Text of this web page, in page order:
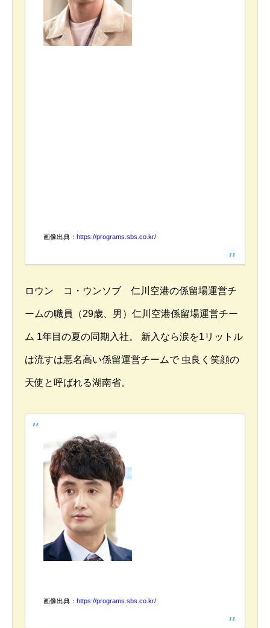
画像出典： https://programs.sbs.co.kr/
ロウン コ・ウンソブ 仁川空港の係留場運営チ
ームの職員（29歳、男）仁川空港係留場運営チー
ム 1年目の夏の同期入社。 新入なら涙を1リットル
は流すは悪名高い係留運営チームで 虫良く笑顔の
天使と呼ばれる湖南省。
画像出典： https://programs.sbs.co.kr/